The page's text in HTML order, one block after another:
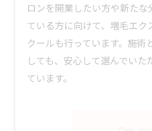
ロンを開業したい方や新た
ている方に向けて、増毛エク
クールも行っています。施術
しても、安心して選んでいた
ています。